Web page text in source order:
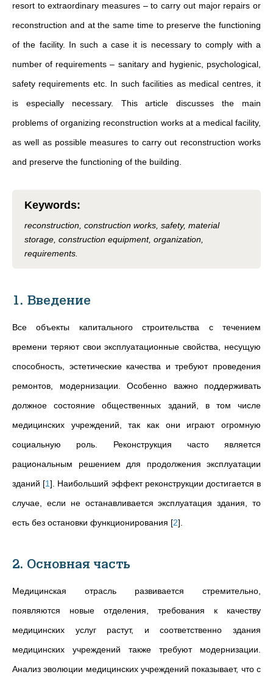
resort to extraordinary measures – to carry out major repairs or
reconstruction and at the same time to preserve the functioning
of the facility. In such a case it is necessary to comply with a
number of requirements – sanitary and hygienic, psychological,
safety requirements etc. In such facilities as medical centres, it
is especially necessary. This article discusses the main
problems of organizing reconstruction works at a medical facility,
as well as possible measures to carry out reconstruction works
and preserve the functioning of the building.
Keywords:
reconstruction, construction works, safety, material
storage, construction equipment, organization,
requirements.
1. Введение
Все объекты капитального строительства с течением
времени теряют свои эксплуатационные свойства, несущую
способность, эстетические качества и требуют проведения
ремонтов, модернизации. Особенно важно поддерживать
должное состояние общественных зданий, в том числе
медицинских учреждений, так как они играют огромную
социальную роль. Реконструкция часто является
рациональным решением для продолжения эксплуатации
зданий [1] . Наибольший эффект реконструкции достигается в
случае, если не останавливается эксплуатация здания, то
есть без остановки функционирования [2]
2. Основная часть
Медицинская отрасль развивается стремительно,
появляются новые отделения, требования к качеству
медицинских услуг растут, и соответственно здания
медицинских учреждений также требуют модернизации.
Анализ эволюции медицинских учреждений показывает, что с